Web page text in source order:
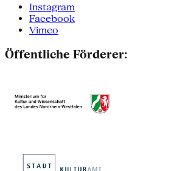
Instagram
Facebook
Vimeo
Öffentliche Förderer: